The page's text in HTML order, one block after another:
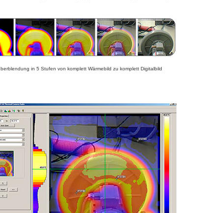
in 5 Stufen von komplett Wärmebild zu komplett Digitalbild